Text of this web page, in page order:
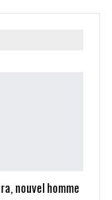
nouvel homme